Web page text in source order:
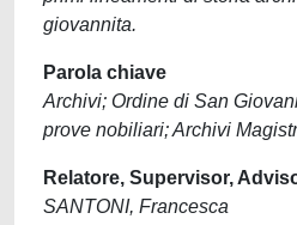
giovannita.
Parola chiave
Archivi; Ordine di San
prove nobiliari; Archivi
Relatore, Supervisor,
SANTONI, Francesca